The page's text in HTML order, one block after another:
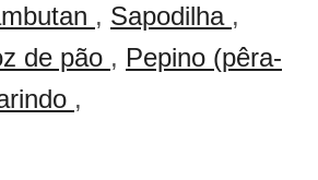
, Sapodilha ,
de pão , Pepino (pêra-
,